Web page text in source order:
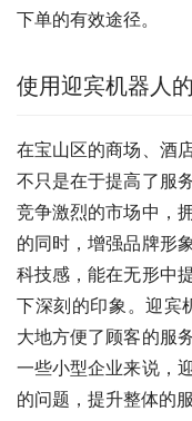
下单的有效途径。
使用迎宾机器人
在宝山区的商场、酒
不只是在于提高了服
竞争激烈的市场中，
的同时，增强品牌形
科技感，能在无形中
下深刻的印象。迎宾
大地方便了顾客的服
一些小型企业来说，
的问题，提升整体的服